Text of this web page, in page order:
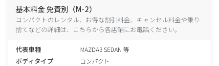
基本料金 免責別（M-2）
コンパクトのレンタル、お得な割引料金、キャンセル料金や乗り
捨てなどの詳細は、こちらから各店舗にお電話ください。
代表車種 MAZDA3 SEDAN 等
ボディタイプ コンパクト